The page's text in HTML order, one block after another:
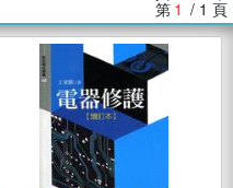
猜想
偉大的迷走神經
第 1 / 1 頁